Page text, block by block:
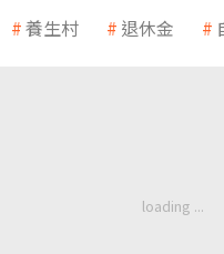
養生村 退休金